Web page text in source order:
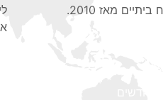
מאז 2010.
חדשים